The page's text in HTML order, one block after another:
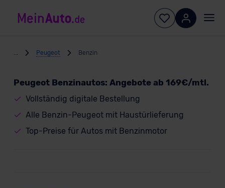
Peugeot Benzin
Peugeot Benzinautos: Angebote ab 169€/mtl.
Vollständig digitale Bestellung
Alle Benzin-Peugeot mit Haustürlieferung
Top-Preise für Autos mit Benzinmotor